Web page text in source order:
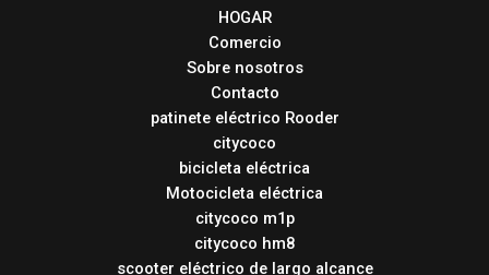
HOGAR
Comercio
Sobre nosotros
Contacto
patinete eléctrico Rooder
citycoco
bicicleta eléctrica
Motocicleta eléctrica
citycoco m1p
citycoco hm8
scooter eléctrico de largo alcance